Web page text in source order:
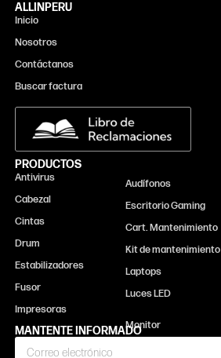
ALLINPERU
Inicio
Nosotros
Contáctanos
Buscar factura
PRODUCTOS
Antivirus
Cabezal
Cintas
Drum
Estabilizadores
Fusor
Impresoras
Audífonos
Escritorio Gaming
Cart. Mantenimiento
Kit de mantenimiento
Laptops
Luces LED
MANTENTE INFORMADO